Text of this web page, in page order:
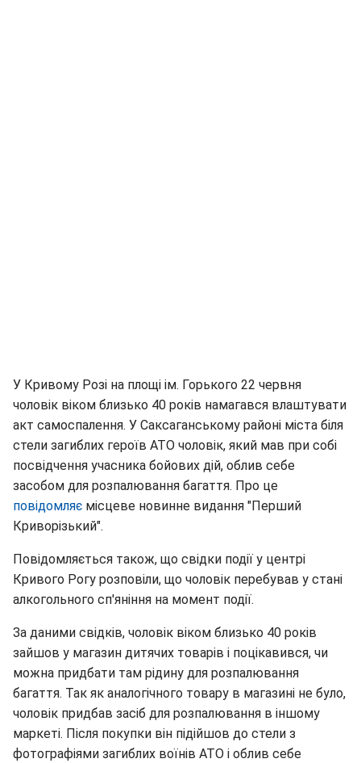
У Кривому Розі на площі ім. Горького 22 червня
чоловік віком близько 40 років намагався влаштувати
акт самоспалення. У Саксаганському районі міста біля
стели загиблих героїв АТО чоловік, який мав при собі
посвідчення учасника бойових дій, облив себе
засобом для розпалювання багаття. Про це
повідомляє місцеве новинне видання "Перший
Криворізький".
Повідомляється також, що свідки події у центрі
Кривого Рогу розповіли, що чоловік перебував у стані
алкогольного сп'яніння на момент події.
За даними свідків, чоловік віком близько 40 років
зайшов у магазин дитячих товарів і поцікавився, чи
можна придбати там рідину для розпалювання
багаття. Так як аналогічного товару в магазині не було,
чоловік придбав засіб для розпалювання в іншому
маркеті. Після покупки він підійшов до стели з
фотографіями загиблих воїнів АТО і облив себе